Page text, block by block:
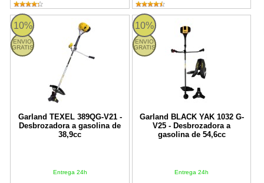
10%
ENVIO
GRATIS
Garland TEXEL 389QG-V21 -
Desbrozadora a gasolina de
38,9cc
Entrega 24h
TEXEL 389QG-V21 Garland 10%
ENVIO
GRATIS
Garland BLACK YAK 1032 G-
V25 - Desbrozadora a
gasolina de 54,6cc
Entrega 24h
BLACK YAK 1032 G-V25 Garland